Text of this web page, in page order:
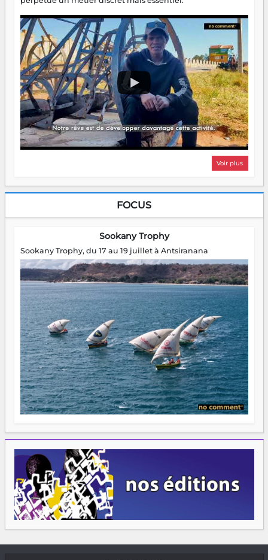
Voir plus
FOCUS
Sookany Trophy
Sookany Trophy, du 17 au 19 juillet à Antsiranana